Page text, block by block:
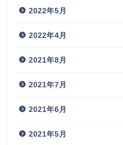
2022年5月
2022年4月
2021年8月
2021年7月
2021年6月
2021年5月